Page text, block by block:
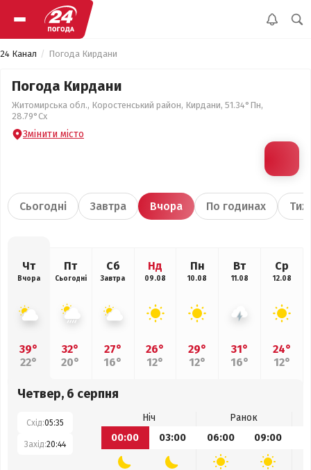
24 Канал Погода Кирдани
Погода Кирдани
Житомирська обл., Коростенський район, Кирдани, 51.34°Пн,
28.79°Сх
Змінити місто
Сьогодні Завтра Вчора По годинах
Чт
Вчора
39°
22°
Пт
Сьогодні
32°
20°
Сб
Завтра
27°
16°
Нд
09.08
26°
12°
Пн
10.08
29°
12°
Вт
11.08
31°
16°
Ср
12.08
24°
12°
Четвер, 6 серпня
Схід:05:35
Захід:20:44
Ніч
Ранок
00:00
03:00 06:00 09:00